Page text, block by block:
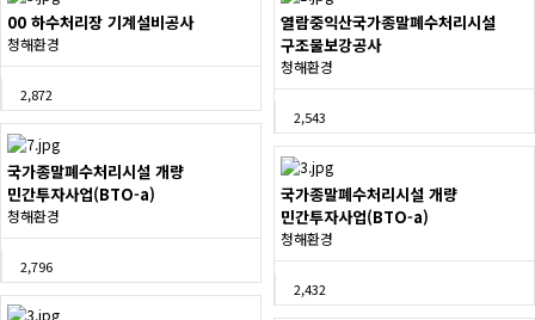
00 하수처리장 기계설비공사
청해환경
2,872
열람중익산국가종말폐수처리시설
구조물보강공사
청해환경
2,543
국가종말폐수처리시설 개량
민간투자사업(BTO-a)
청해환경
2,796
국가종말폐수처리시설 개량
민간투자사업(BTO-a)
청해환경
2,432